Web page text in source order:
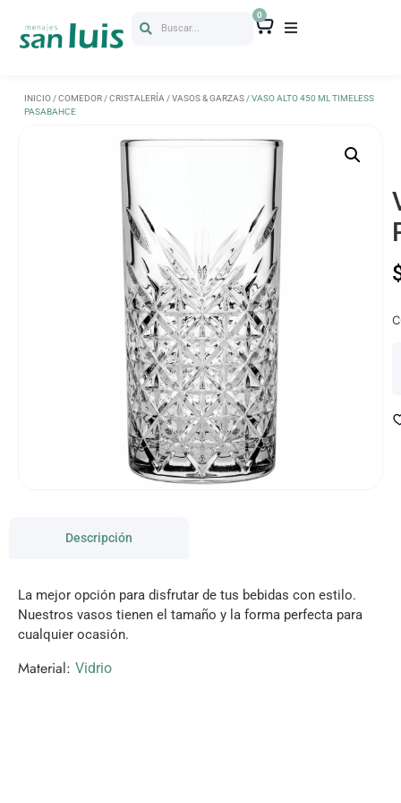
Buscar...
0
INICIO /COMEDOR /CRISTALERÍA /VASOS & GARZAS / VASO ALTO 450 ML TIMELESS
PASABAHCE
Descripción
La mejor opción para disfrutar de tus bebidas con estilo.
Nuestros vasos tienen el tamaño y la forma perfecta para
cualquier ocasión.
Material: Vidrio